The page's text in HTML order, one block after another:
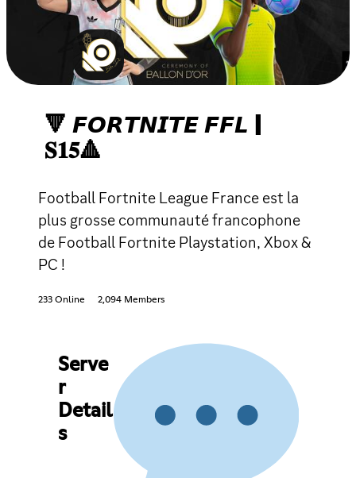
🔻 𝙁𝙊𝙍𝙏𝙉𝙄𝙏𝙀 𝙁𝙁𝙇 |
𝐒𝟏𝟓🔺
Football Fortnite League France est la
plus grosse communauté francophone
de Football Fortnite Playstation, Xbox &
PC !
233 Online 2,094 Members
Serve
r
Detail
s